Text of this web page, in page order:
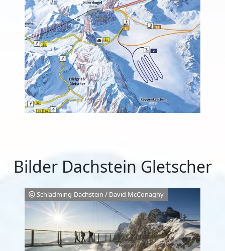
Bilder Dachstein Gletscher
Schladming-Dachstein / David McConaghy